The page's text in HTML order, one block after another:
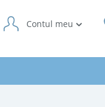
Contul meu